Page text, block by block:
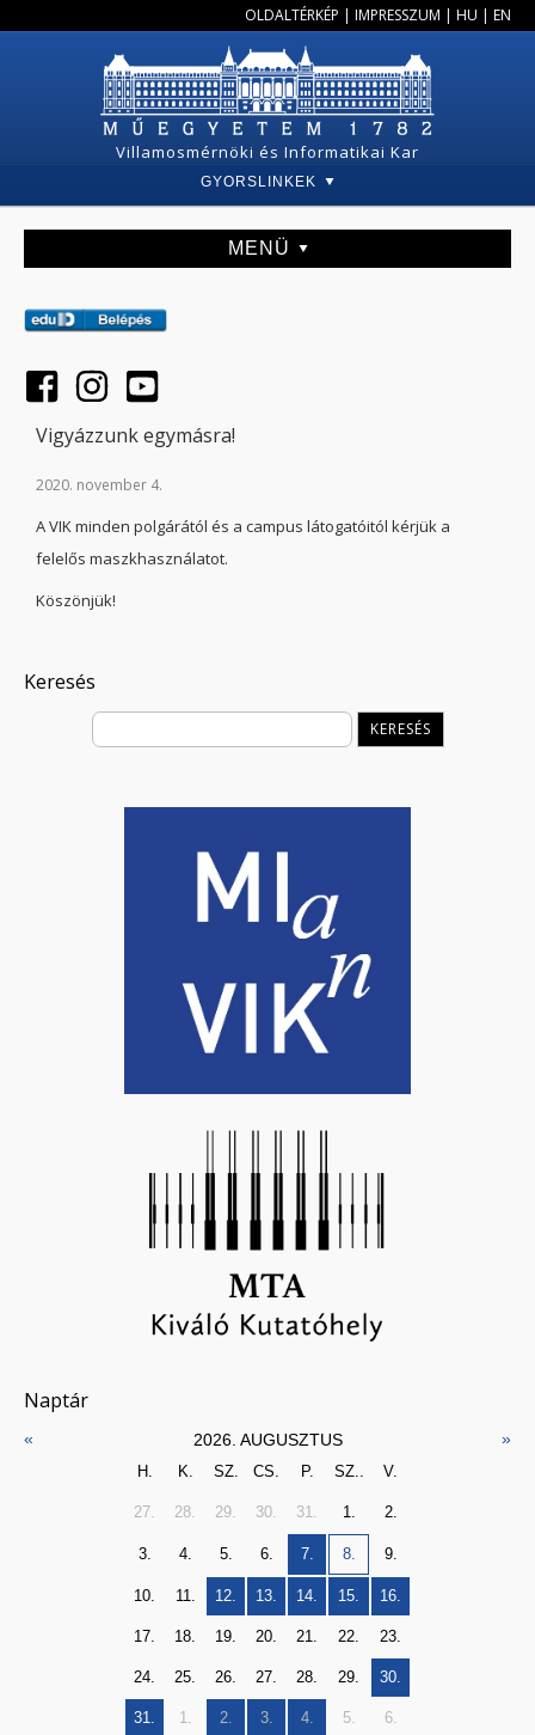
OLDALTÉRKÉP | IMPRESSZUM | HU | EN
Villamosmérnöki és Informatikai Kar
GYORSLINKEK
MENÜ
Vigyázzunk egymásra!
2020. november 4.
A VIK minden polgárától és a campus látogatóitól kérjük a
felelős maszkhasználatot.
Köszönjük!
Keresés
Naptár
« 2026. AUGUSZTUS »
H. K. SZ. CS. P. SZ.. V.
27. 28. 29. 30. 31. 1. 2.
3. 4. 5. 6. 7. 8. 9.
10. 11. 12. 13. 14. 15. 16.
17. 18. 19. 20. 21. 22. 23.
24. 25. 26. 27. 28. 29. 30.
31. 1. 2. 3. 4. 5. 6.